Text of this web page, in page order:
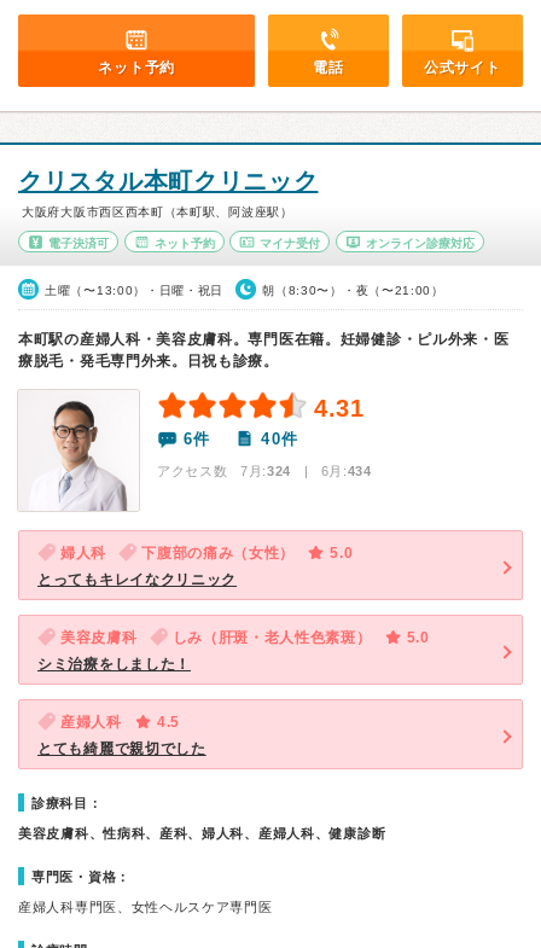
ネット予約 電話 公式サイト
クリスタル本町クリニック
大阪府大阪市西区西本町（本町駅、阿波座駅）
電子決済可 ネット予約 マイナ受付 オンライン診療対応
土曜（〜13:00）・日曜・祝日 朝（8:30〜）・夜（〜21:00）
本町駅の産婦人科・美容皮膚科。専門医在籍。妊婦健診・ピル外来・医
療脱毛・発毛専門外来。日祝も診療。
4.31
6件 40件
アクセス数 7月:324 | 6月:434
婦人科 下腹部の痛み（女性）
5.0
とってもキレイなクリニック
美容皮膚科 しみ（肝斑・老人性色素斑）
5.0
シミ治療をしました！
産婦人科
4.5
とても綺麗で親切でした
診療科目：
美容皮膚科、性病科、産科、婦人科、産婦人科、健康診断
専門医・資格：
産婦人科専門医、女性ヘルスケア専門医